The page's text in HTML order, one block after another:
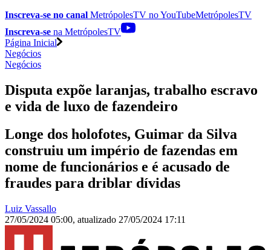
Inscreva-se no canal MetrópolesTV noYouTubeMetrópolesTV
Inscreva-se na MetrópolesTV
Página Inicial
Negócios
Negócios
Disputa expõe laranjas, trabalho escravo
e vida de luxo de fazendeiro
Longe dos holofotes, Guimar da Silva
construiu um império de fazendas em
nome de funcionários e é acusado de
fraudes para driblar dívidas
Luiz Vassallo
27/05/2024 05:00, atualizado 27/05/2024 17:11